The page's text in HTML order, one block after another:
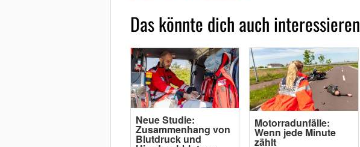
Das könnte dich auch interessieren
Neue Studie:
Zusammenhang von
Blutdruck und
Motorradunfälle:
Wenn jede Minute
zählt